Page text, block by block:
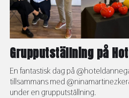
Grupputställning på
En fantastisk dag på
tillsammans med
under en grupputställning.